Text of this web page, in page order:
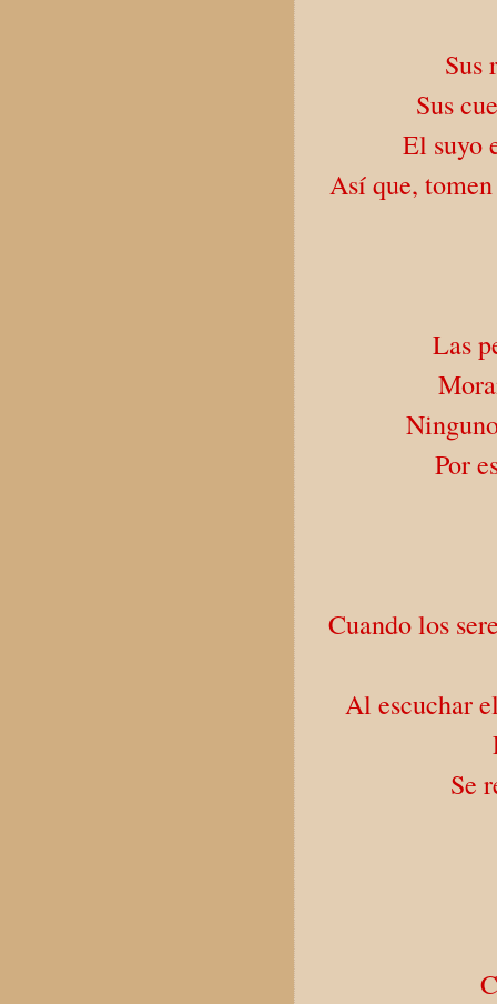
Sus
Sus
El suyo
Así que,
Las
Por
Cuando los
Al escuchar
Se